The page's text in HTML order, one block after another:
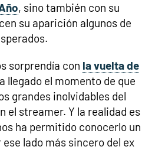
, sino también con su
su aparición algunos de
sorprendía con la vuelta de
llegado el momento de que
grandes inolvidables del
el streamer. Y la realidad es
ha permitido conocerlo un
lado más sincero del ex